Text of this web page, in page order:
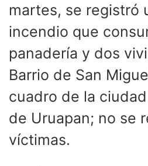
martes, se registró
incendio que
panadería y dos
Barrio de San
cuadro de la
de Uruapan; no se
víctimas.